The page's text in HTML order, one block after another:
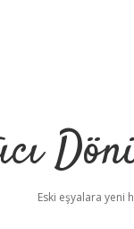
Eski eşyalara yeni